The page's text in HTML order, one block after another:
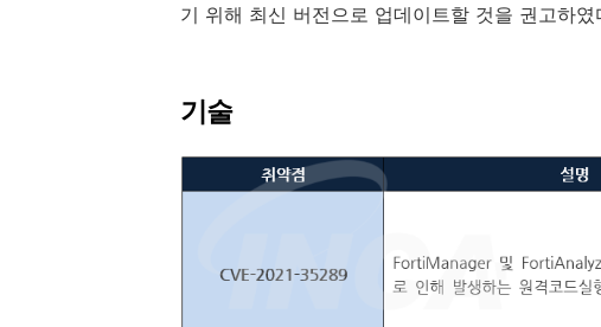
기 위해 최신 버전으로 업데이트할 것을 권고하였
기술